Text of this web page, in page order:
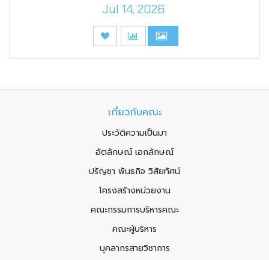
Jul 14, 2026
เกี่ยวกับคณะ
ประวัติความเป็นมา
อัตลักษณ์ เอกลักษณ์
ปรัญชา พันธกิจ วิสัยทัศน์
โครงสร้างหน่วยงาน
คณะกรรมการบริหารคณะ
คณะผู้บริหาร
บุคลากรสายวิชาการ